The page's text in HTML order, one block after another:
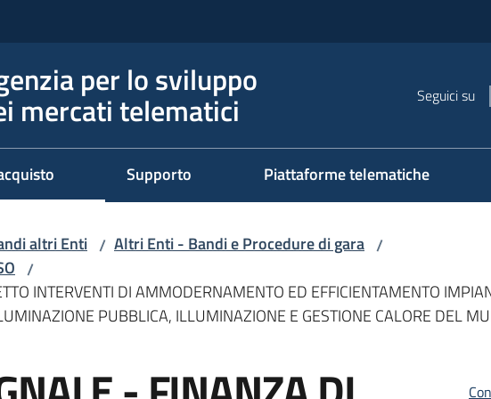
per lo sviluppo
mercati telematici Seguici su
Supporto Piattaforme telematiche
altri Enti / Altri Enti - Bandi e Procedure di gara /
/
INTERVENTI DI AMMODERNAMENTO ED EFFICIENTAMENTO
PUBBLICA, ILLUMINAZIONE E GESTIONE CALORE DEL